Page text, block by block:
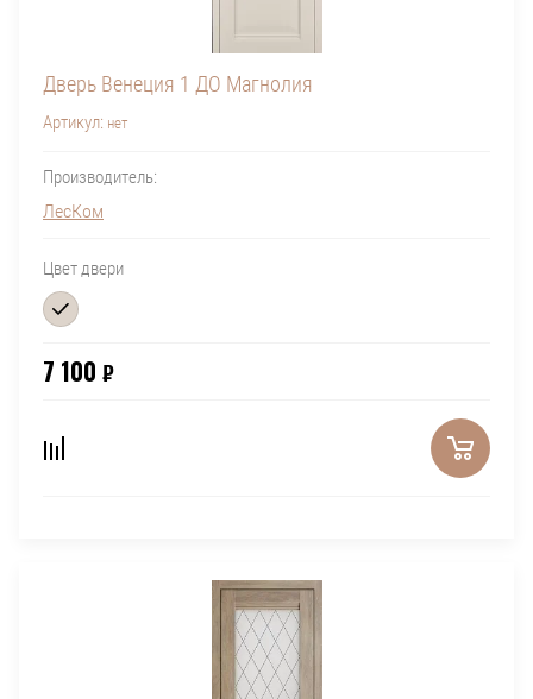
Дверь Венеция 1 ДО Магнолия
Артикул: нет
Производитель:
ЛесКом
Цвет двери
7 100 ₽